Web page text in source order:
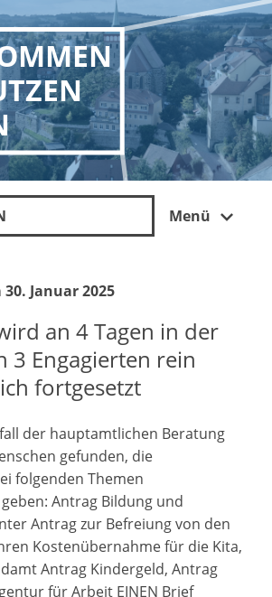
Menü
Januar 2025
an 4 Tagen in der
3 Engagierten rein
fortgesetzt
der hauptamtlichen Beratung
gefunden, die
folgenden Themen
Antrag Bildung und
Antrag zur Befreiung von den
Kostenübernahme für die Kita,
Antrag Kindergeld, Antrag
für Arbeit EINEN Brief